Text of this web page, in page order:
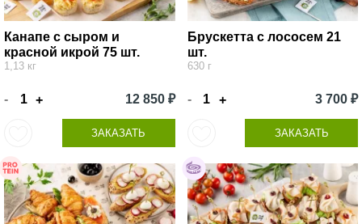
Канапе с сыром и
красной икрой 75 шт.
1,13 кг
- + 12 850 ₽
ЗАКАЗАТЬ
Брускетта с лососем 21
шт.
630 г
- + 3 700 ₽
ЗАКАЗАТЬ